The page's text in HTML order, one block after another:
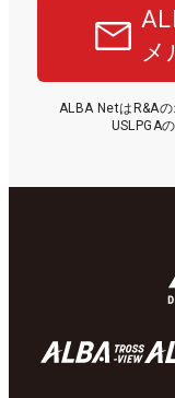
メ
ALBA NetはR&A
USLPGA